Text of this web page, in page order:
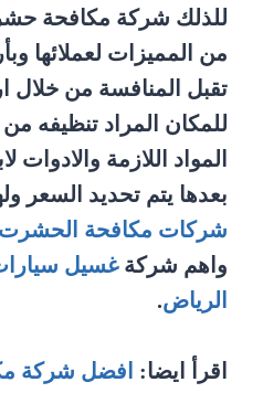
للذلك شركة مكافحة
من المميزات لعملائها
تقبل المنافسة من خلال
للمكان المراد تنظيفه
المواد اللازمة
بعدها يتم تحديد السعر
شركات مكافحة الحشرت
واهم شركةغسيل
الرياض.
اقرأ ايضا: افضل شركة